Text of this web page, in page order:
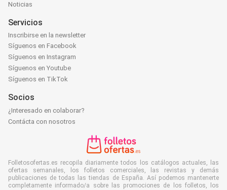
Noticias
Servicios
Inscribirse en la newsletter
Síguenos en Facebook
Síguenos en Instagram
Síguenos en Youtube
Síguenos en TikTok
Socios
¿Interesado en colaborar?
Contácta con nosotros
Folletosofertas.es recopila diariamente todos los catálogos actuales, las
ofertas semanales, los folletos comerciales, las revistas y demás
publicaciones de todas las tiendas de España. Así podemos mantenerte
completamente informado/a sobre las promociones de los folletos, los